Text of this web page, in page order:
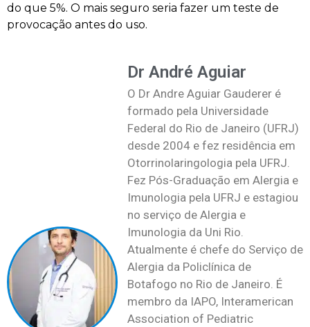
do que 5%. O mais seguro seria fazer um teste de
provocação antes do uso.
Dr André Aguiar
O Dr Andre Aguiar Gauderer é
formado pela Universidade
Federal do Rio de Janeiro (UFRJ)
desde 2004 e fez residência em
Otorrinolaringologia pela UFRJ.
Fez Pós-Graduação em Alergia e
Imunologia pela UFRJ e estagiou
no serviço de Alergia e
Imunologia da Uni Rio.
Atualmente é chefe do Serviço de
Alergia da Policlínica de
Botafogo no Rio de Janeiro. É
membro da IAPO, Interamerican
Association of Pediatric